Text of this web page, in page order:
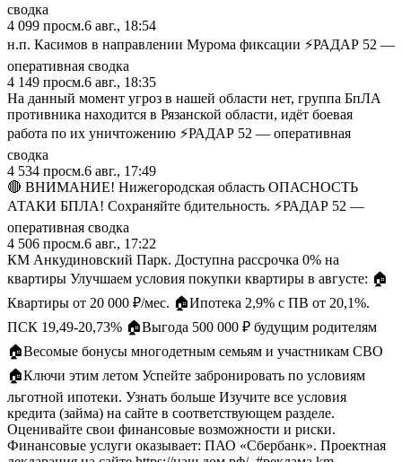
сводка
4 099 просм.6 авг., 18:54
н.п. Касимов в направлении Мурома фиксации ⚡️РАДАР 52 —
оперативная сводка
4 149 просм.6 авг., 18:35
На данный момент угроз в нашей области нет, группа БпЛА
противника находится в Рязанской области, идёт боевая
работа по их уничтожению ⚡️РАДАР 52 — оперативная
сводка
4 534 просм.6 авг., 17:49
🔴 ВНИМАНИЕ! Нижегородская область ОПАСНОСТЬ
АТАКИ БПЛА! Сохраняйте бдительность. ⚡️РАДАР 52 —
оперативная сводка
4 506 просм.6 авг., 17:22
КМ Анкудиновский Парк. Доступна рассрочка 0% на
квартиры Улучшаем условия покупки квартиры в августе: 🏠
Квартиры от 20 000 ₽/мес. 🏠Ипотека 2,9% с ПВ от 20,1%.
ПСК 19,49-20,73% 🏠Выгода 500 000 ₽ будущим родителям
🏠Весомые бонусы многодетным семьям и участникам СВО
🏠Ключи этим летом Успейте забронировать по условиям
льготной ипотеки. Узнать больше Изучите все условия
кредита (займа) на сайте в соответствующем разделе.
Оценивайте свои финансовые возможности и риски.
Финансовые услуги оказывает: ПАО «Сбербанк». Проектная